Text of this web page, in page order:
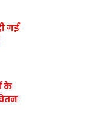
गई
के
वेतन